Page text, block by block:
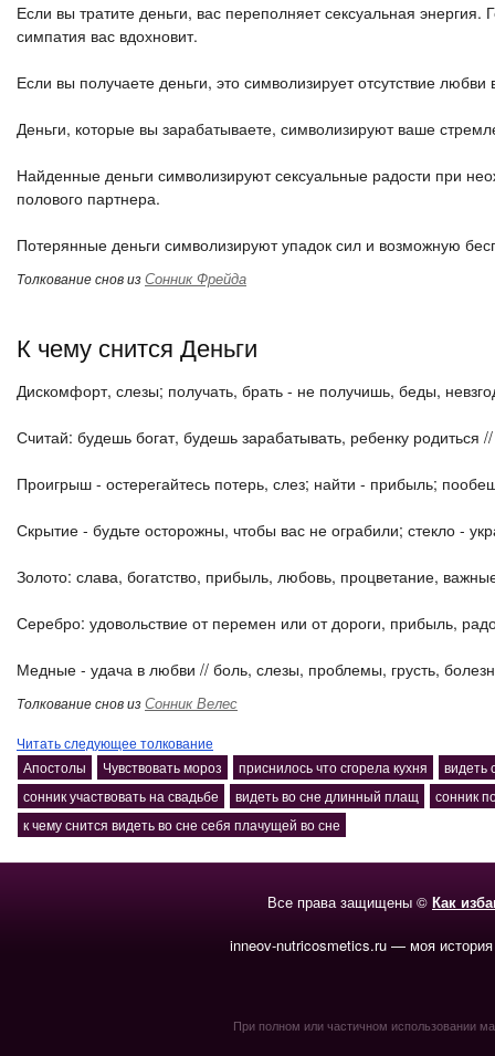
Если вы тратите деньги, вас переполняет сексуальная
симпатия вас вдохновит.
Если вы получаете деньги, это символизирует отсутствие
Деньги, которые вы зарабатываете, символизируют ваше
Найденные деньги символизируют сексуальные радости при
полового партнера.
Потерянные деньги символизируют упадок сил и возможную
Толкование снов изСонник Фрейда
К чему снится Деньги
Дискомфорт, слезы; получать, брать - не получишь, беды,
Считай: будешь богат, будешь зарабатывать, ребенку родиться
Проигрыш - остерегайтесь потерь, слез; найти - прибыль;
Скрытие - будьте осторожны, чтобы вас не ограбили; стекло -
Золото: слава, богатство, прибыль, любовь, процветание,
Серебро: удовольствие от перемен или от дороги, прибыль,
Медные - удача в любви // боль, слезы, проблемы, грусть,
Толкование снов изСонник Велес
Читать следующее толкование
Апостолы
Чувствовать мороз приснилось что сгорела кухня
видеть
сонник участвовать на свадьбе
видеть во сне длинный плащ
сонник
к чему снится видеть во сне себя плачущей во сне
Все права защищены © Как
inneov-nutricosmetics.ru — моя
При полном или частичном использовании